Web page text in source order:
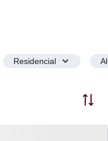
Residencial
Ordenar